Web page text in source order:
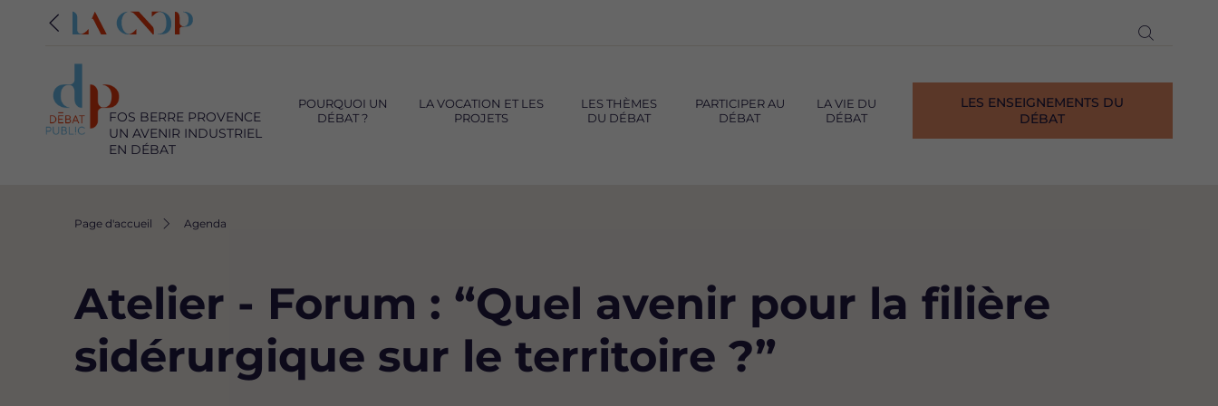
FOS BERRE PROVENCE
UN AVENIR INDUSTRIEL
EN DÉBAT
principale
POURQUOI UN
DÉBAT ?
LA VOCATION ET LES
PROJETS
LES THÈMES
DU DÉBAT
PARTICIPER AU
DÉBAT
LA VIE DU
DÉBAT
LES ENSEIGNEMENTS DU
DÉBAT
Fil
Page d'accueil Agenda
Atelier - Forum : “Quel avenir pour la filière
sidérurgique sur le territoire ?”